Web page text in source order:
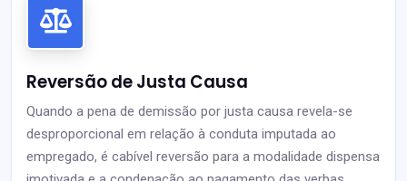
Reversão de Justa Causa
Quando a pena de demissão por justa causa revela-se
desproporcional em relação à conduta imputada ao
empregado, é cabível reversão para a modalidade dispensa